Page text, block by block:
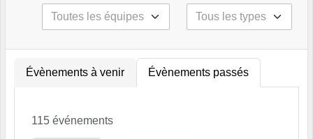
Évènements à venir Évènements passés
115 événements